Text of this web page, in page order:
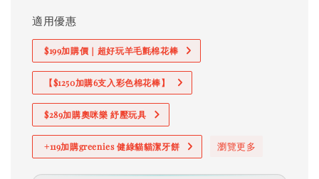
適用優惠
$199加購價｜超好玩羊毛氈棉花棒
【$1250加購6支入彩色棉花棒】
$289加購奧咪樂 紓壓玩具
+119加購greenies 健綠貓貓潔牙餅 瀏覽更多